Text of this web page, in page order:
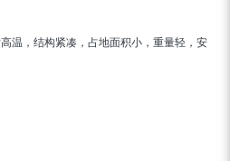
温，结构紧凑，占地面积小，重量轻，安